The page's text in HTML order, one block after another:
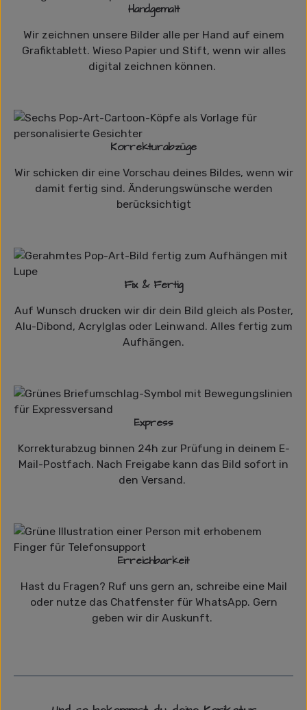
Handgemalt
Wir zeichnen unsere Bilder alle per Hand auf einem
Grafiktablett. Wieso Papier und Stift, wenn wir alles
digital zeichnen können.
Korrekturabzüge
Wir schicken dir eine Vorschau deines Bildes, wenn wir
damit fertig sind. Änderungswünsche werden
berücksichtigt
Fix & Fertig
Auf Wunsch drucken wir dir dein Bild gleich als Poster,
Alu-Dibond, Acrylglas oder Leinwand. Alles fertig zum
Aufhängen.
Express
Korrekturabzug binnen 24h zur Prüfung in deinem E-
Mail-Postfach. Nach Freigabe kann das Bild sofort in
den Versand.
Erreichbarkeit
Hast du Fragen? Ruf uns gern an, schreibe eine Mail
oder nutze das Chatfenster für WhatsApp. Gern
geben wir dir Auskunft.